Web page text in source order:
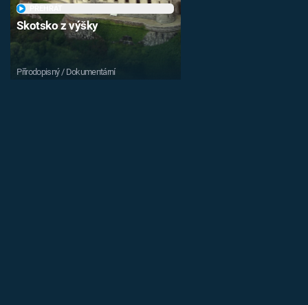
Skotsko z výšky
Přírodopisný / Dokumentární